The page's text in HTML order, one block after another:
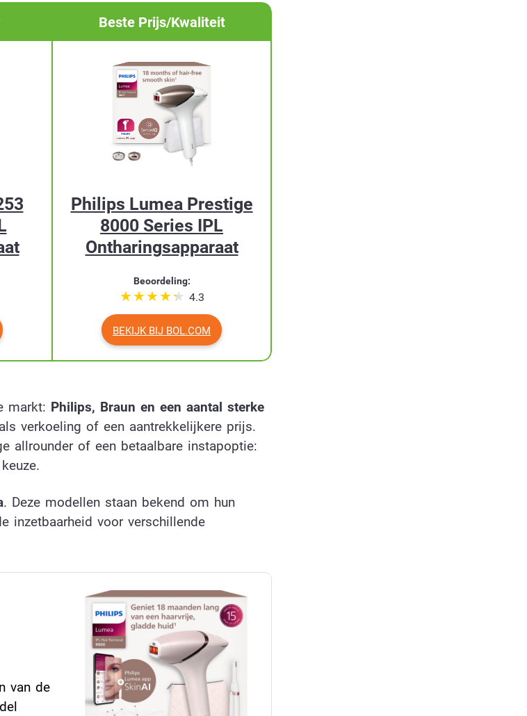
Beste Prijs/Kwaliteit
Philips Lumea Prestige
8000 Series IPL
Ontharingsapparaat
Beoordeling:
4.3
BEKIJK BIJ BOL.COM
markt: Philips, Braun en een aantal sterke
verkoeling of een aantrekkelijkere prijs.
allrounder of een betaalbare instapoptie:
. Deze modellen staan bekend om hun
inzetbaarheid voor verschillende
van de